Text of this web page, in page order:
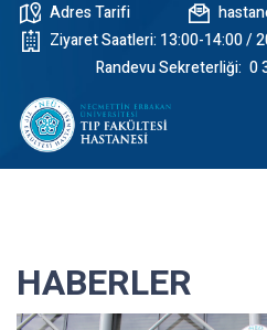
Adres Tarifi
Ziyaret Saatleri: 13:00-14:00 /
Randevu Sekreterliği: 0
HABERLER